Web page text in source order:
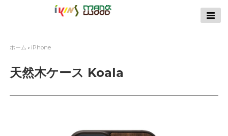
【公式サイト】
ホーム › iPhone
天然木ケース Koala